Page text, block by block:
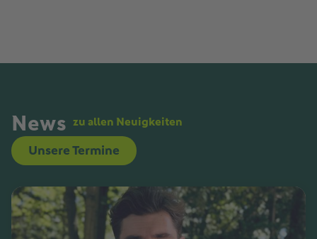
News zu allen Neuigkeiten
Unsere Termine